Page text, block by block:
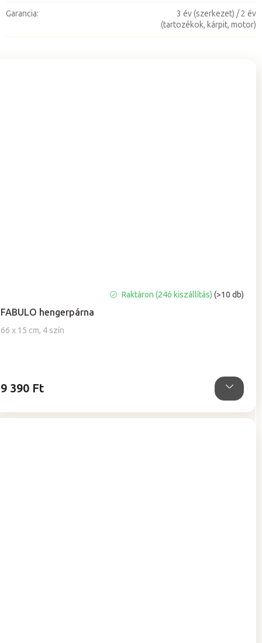
FABULO hengerpárna
66 x 15 cm, 4 szín
átlagos
értékelése
Raktáron (24ó kiszállítás)(>10 db)
9 390 Ft
Garancia:
3 év (szerkezet) / 2 év
(tartozékok, kárpit, motor)